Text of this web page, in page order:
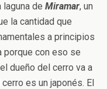
laguna de Miramar, un
la cantidad que
a principios
porque con eso se
dueño del cerro va a
es un japonés. El